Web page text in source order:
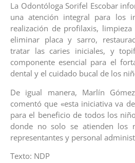
La Odontóloga Sorifel Escobar
una atención integral para los
realización de profilaxis,
eliminar placa y sarro,
tratar las caries iniciales, y
componente esencial para el
dental y el cuidado bucal de los
De igual manera, Marlín
comentó que «esta iniciativa va
para el beneficio de todos los
donde no solo se atienden los
representantes y personal
Texto: NDP